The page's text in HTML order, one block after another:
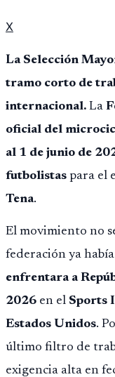
X
La Selección
tramo corto de
internacional. La
oficial del
al 1 de junio de
futbolistas para el
Tena.
El movimiento no
federación ya
enfrentara a
2026 en el Sports
Estados Unidos.
último filtro de
exigencia alta en